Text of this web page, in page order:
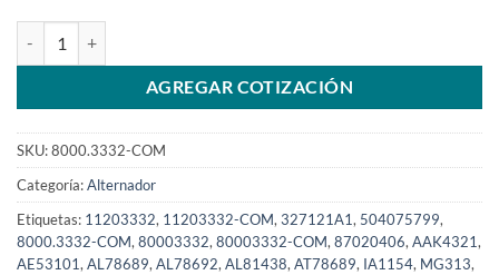
AGREGAR COTIZACIÓN
SKU:8000.3332-COM
Categoría:Alternador
Etiquetas: 11203332, 11203332-COM, 327121A1, 504075799,
8000.3332-COM, 80003332, 80003332-COM, 87020406, AAK4321,
AE53101, AL78689, AL78692, AL81438, AT78689, IA1154, MG313,